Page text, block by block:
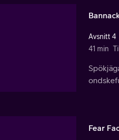
Avsnitt 4
41 min
Fear